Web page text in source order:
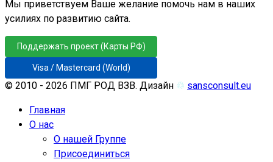
Мы приветствуем Ваше желание помочь нам в наших
усилиях по развитию сайта.
Поддержать проект (Карты РФ)
Visa / Mastercard (World)
© 2010 - 2026 ПМГ РОД ВЗВ. Дизайн ♲ sansconsult.eu
Главная
О нас
О нашей Группе
Присоединиться